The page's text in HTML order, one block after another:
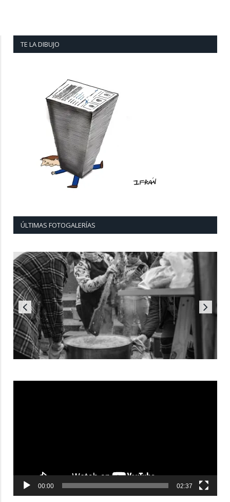
TE LA DIBUJO
ÚLTIMAS FOTOGALERÍAS
00:00 02:37